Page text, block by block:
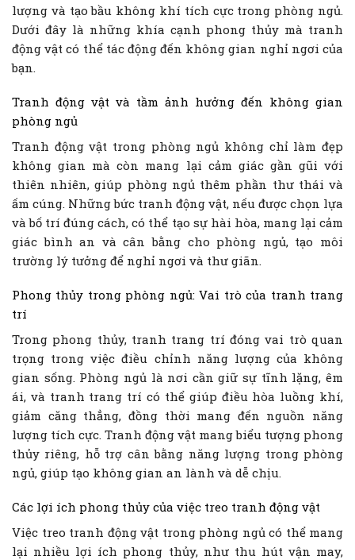
lượng và tạo bầu không khí tích cực trong phòng ngủ.
Dưới đây là những khía cạnh phong thủy mà tranh
động vật có thể tác động đến không gian nghỉ ngơi của
bạn.
Tranh động vật và tầm ảnh hưởng đến không gian
phòng ngủ
Tranh động vật trong phòng ngủ không chỉ làm đẹp
không gian mà còn mang lại cảm giác gần gũi với
thiên nhiên, giúp phòng ngủ thêm phần thư thái và
ấm cúng. Những bức tranh động vật, nếu được chọn lựa
và bố trí đúng cách, có thể tạo sự hài hòa, mang lại cảm
giác bình an và cân bằng cho phòng ngủ, tạo môi
trường lý tưởng để nghỉ ngơi và thư giãn.
Phong thủy trong phòng ngủ: Vai trò của tranh trang
trí
Trong phong thủy, tranh trang trí đóng vai trò quan
trọng trong việc điều chỉnh năng lượng của không
gian sống. Phòng ngủ là nơi cần giữ sự tĩnh lặng, êm
ái, và tranh trang trí có thể giúp điều hòa luồng khí,
giảm căng thẳng, đồng thời mang đến nguồn năng
lượng tích cực. Tranh động vật mang biểu tượng phong
thủy riêng, hỗ trợ cân bằng năng lượng trong phòng
ngủ, giúp tạo không gian an lành và dễ chịu.
Các lợi ích phong thủy của việc treo tranh động vật
Việc treo tranh động vật trong phòng ngủ có thể mang
lại nhiều lợi ích phong thủy, như thu hút vận may,